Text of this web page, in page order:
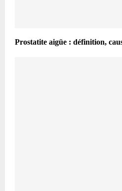
Prostatite aigüe : définition,